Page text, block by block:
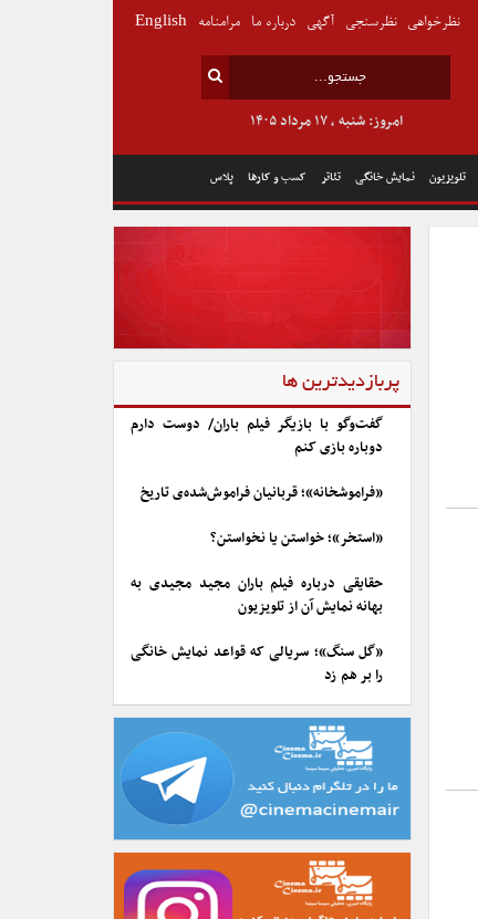
تلویزیون نمایش خانگی تئاتر کسب و کارها پلاس
امروز: شنبه , ۱۷ مرداد ۱۴۰۵
نظرخواهی نظرسنجی آگهی درباره ما مرامنامه English
پربازدیدترین ها
گفت‌وگو با بازیگر فیلم باران/ دوست دارم
دوباره بازی کنم
«فراموشخانه»؛ قربانیان فراموش‌شده‌ی تاریخ
«استخر»؛ خواستن یا نخواستن؟
حقایقی درباره فیلم باران مجید مجیدی به
بهانه نمایش آن از تلویزیون
«گل سنگ»؛ سریالی که قواعد نمایش خانگی
را بر هم زد